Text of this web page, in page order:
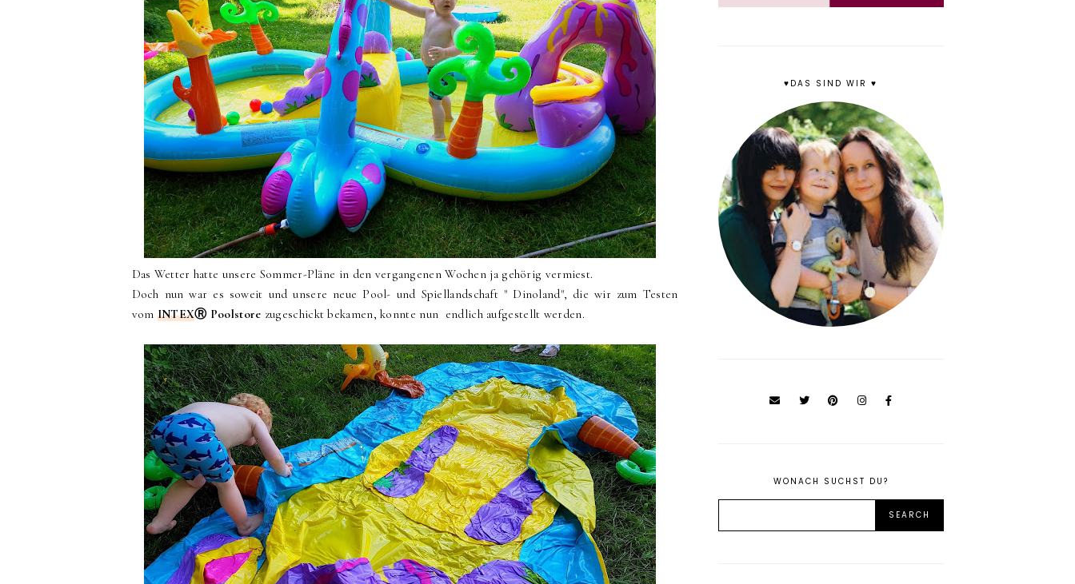
Das Wetter hatte unsere Sommer-Pläne in den vergangenen Wochen ja gehörig vermiest.
Doch nun war es soweit und unsere neue Pool- und Spiellandschaft " Dinoland", die wir zum Testen
vom INTEXⓇ Poolstore zugeschickt bekamen, konnte nun endlich aufgestellt werden.
♥DAS SIND WIR ♥
WONACH SUCHST DU?